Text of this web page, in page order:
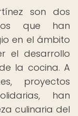
son dos
que han
en el ámbito
el desarrollo
la cocina. A
proyectos
han
culinaria del